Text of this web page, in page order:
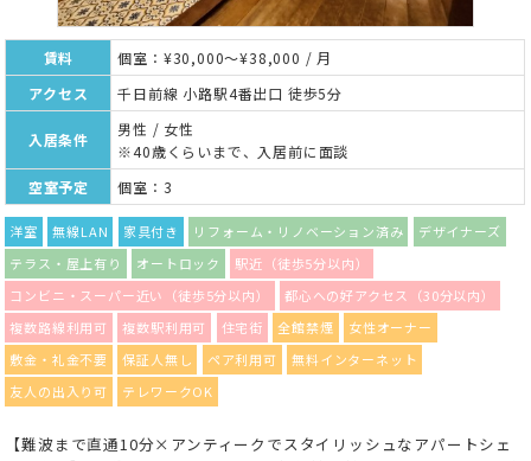
賃料
個室：¥30,000～¥38,000 / 月
アクセス
千日前線 小路駅4番出口 徒歩5分
入居条件
男性 / 女性
※40歳くらいまで、入居前に面談
空室予定
個室：3
洋室 無線LAN 家具付き リフォーム・リノベーション済み
デザイナーズ
テラス・屋上有り
オートロック
駅近（徒歩5分以内）
コンビニ・スーパー近い（徒歩5分以内）
都心への好アクセス（30分以内）
複数路線利用可
複数駅利用可 住宅街 全館禁煙
女性オーナー
敷金・礼金不要
保証人無し ペア利用可
無料インターネット
友人の出入り可
テレワークOK
【難波まで直通10分×アンティークでスタイリッシュなアパートシェ